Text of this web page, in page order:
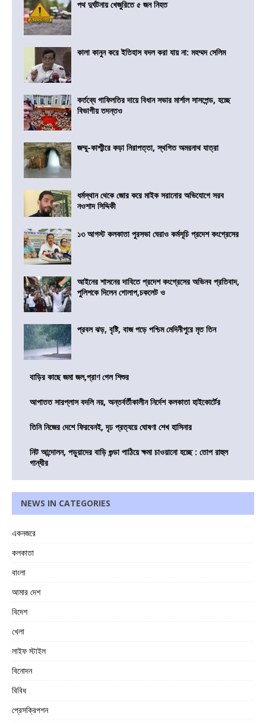
পথ দুর্ঘটনায় খেজুরিতে ৫ জন নিহত
কালা কানুন করে ইতিহাস বদল করা যায় না: মহম্মদ সেলিম
কর্তব্যে গাফিলতির দায়ে বিধান সভার মার্শাল সাসপেন্ড, হচ্ছে
বিভাগীয় তদন্তও
জম্মু-কাশ্মীরে কড়া নিরাপত্তা, স্থগিত অমরনাথ যাত্রা
ধর্মস্থান থেকে জোর করে মাইক সরানোর অভিযোগে সরব
নওশাদ সিদ্দিকী
১৩ আগস্ট কলকাতা পুরসভা ঘেরাও কর্মসূচি প্রদেশ কংগ্রেসের
আইনের শাসনের দাবিতে প্রদেশ কংগ্রেসের অভিনব প্রতিবাদ,
পুলিশকে দিলেন গোলাপ,চকলেট ও
প্রবল ঝড়, বৃষ্টি, বাজ পড়ে পশ্চিম মেদিনীপুরে মৃত তিন
বাড়ির কাছে জমা জল,প্রাণ গেল শিশুর
আপাতত সারপ্লাস বদলি নয়, অন্তর্বর্তীকালীন নির্দেশ কলকাতা হাইকোর্টের
তিনি নিজের দেশে ফিরবেনই, দৃঢ প্রত্যয়ে ঘোষণা শেখ হাসিনার
নিট আন্দোলন, পড়ুয়াদের বাড়ি গুন্ডা পাঠিয়ে ক্ষমা চাওয়ানো হচ্ছে : তোপ রাহুল
গান্ধীর
NEWS IN CATEGORIES
একনজরে
কলকাতা
বাংলা
আমার দেশ
বিদেশ
খেলা
লাইফ স্টাইল
বিনোদন
বিবিধ
প্রেসক্রিপশন